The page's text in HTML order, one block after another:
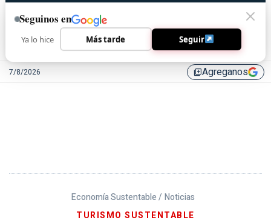
7/8/2026 library_addAgreganos
Economía Sustentable / Noticias
TURISMO SUSTENTABLE
Seguinos en
Ya lo hice Más tarde Seguir